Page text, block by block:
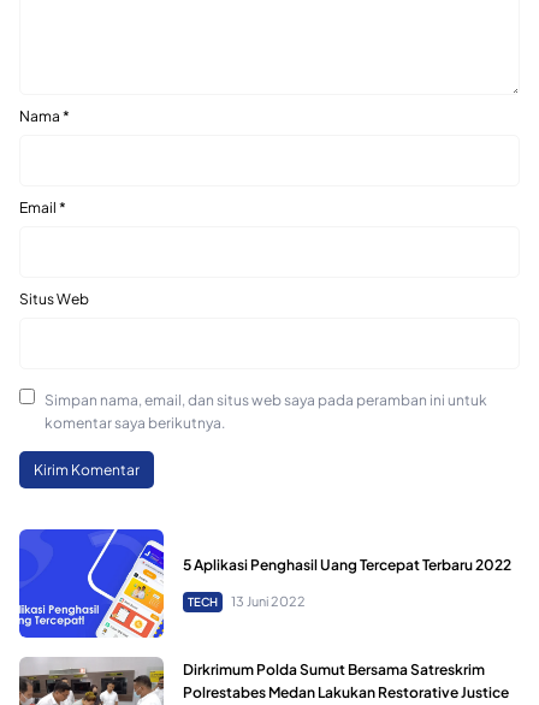
Nama *
Email *
Situs Web
Simpan nama, email, dan situs web saya pada peramban ini untuk
komentar saya berikutnya.
5 Aplikasi Penghasil Uang Tercepat Terbaru 2022
TECH 13 Juni 2022
Dirkrimum Polda Sumut Bersama Satreskrim
Polrestabes Medan Lakukan Restorative Justice